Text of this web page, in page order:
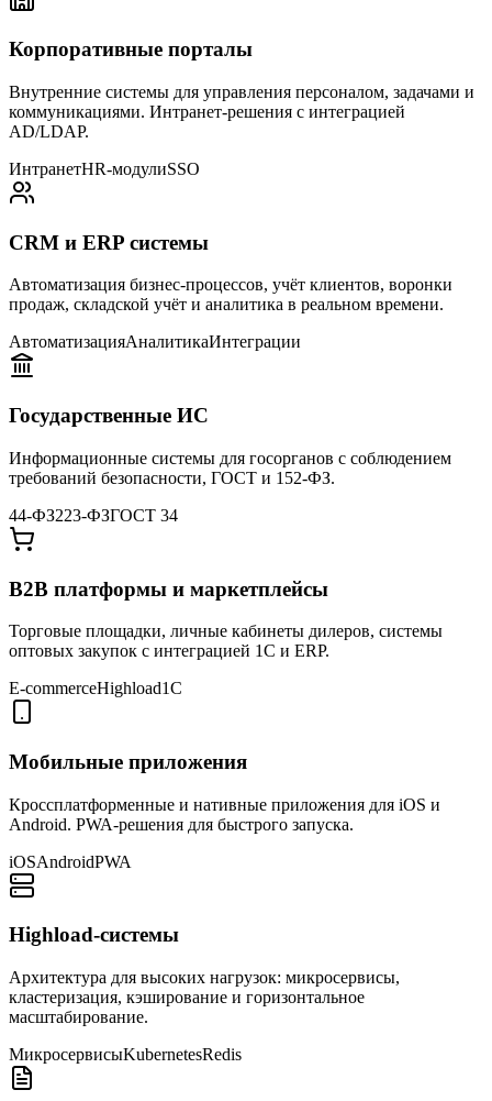
Корпоративные порталы
Внутренние системы для управления персоналом, задачами и
коммуникациями. Интранет-решения с интеграцией
AD/LDAP.
ИнтранетHR-модулиSSO
CRM и ERP системы
Автоматизация бизнес-процессов, учёт клиентов, воронки
продаж, складской учёт и аналитика в реальном времени.
АвтоматизацияАналитикаИнтеграции
Государственные ИС
Информационные системы для госорганов с соблюдением
требований безопасности, ГОСТ и 152-ФЗ.
44-ФЗ223-ФЗГОСТ 34
B2B платформы и маркетплейсы
Торговые площадки, личные кабинеты дилеров, системы
оптовых закупок с интеграцией 1С и ERP.
E-commerceHighload1С
Мобильные приложения
Кроссплатформенные и нативные приложения для iOS и
Android. PWA-решения для быстрого запуска.
iOSAndroidPWA
Highload-системы
Архитектура для высоких нагрузок: микросервисы,
кластеризация, кэширование и горизонтальное
масштабирование.
МикросервисыKubernetesRedis